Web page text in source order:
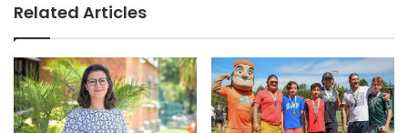
Related Articles